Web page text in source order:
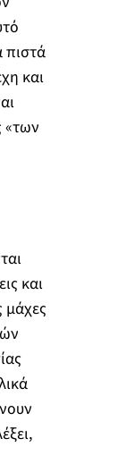
πιστά
και
«των
και
μάχες